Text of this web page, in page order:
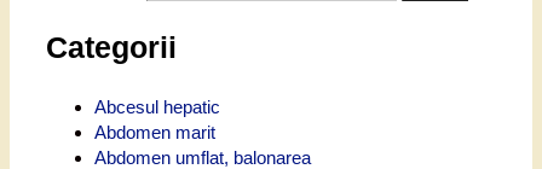
Categorii
Abcesul hepatic
Abdomen marit
Abdomen umflat, balonarea